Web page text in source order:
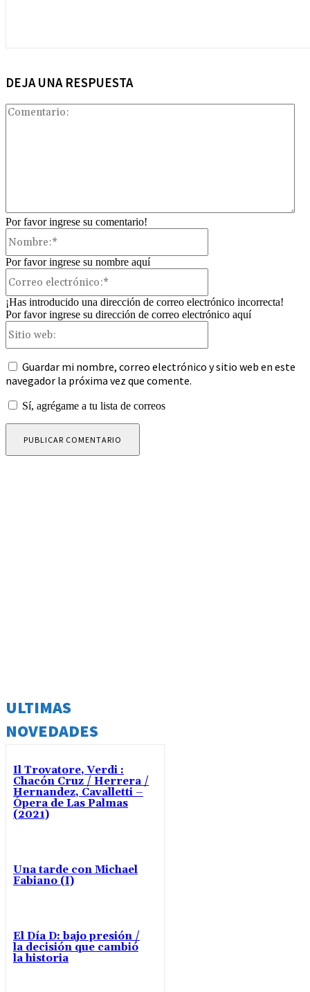
DEJA UNA RESPUESTA
Por favor ingrese su comentario!
Por favor ingrese su nombre aquí
¡Has introducido una dirección de correo electrónico incorrecta!
Por favor ingrese su dirección de correo electrónico aquí
Guardar mi nombre, correo electrónico y sitio web en este
navegador la próxima vez que comente.
Sí, agrégame a tu lista de correos
ULTIMAS
NOVEDADES
Il Trovatore, Verdi :
Chacón Cruz / Herrera /
Hernandez, Cavalletti –
Ópera de Las Palmas
(2021)
Una tarde con Michael
Fabiano (I)
El Día D: bajo presión /
la decisión que cambió
la historia